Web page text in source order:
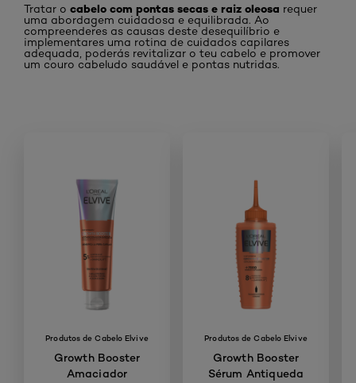
Tratar o cabelo com pontas secas e raiz oleosa requer
uma abordagem cuidadosa e equilibrada. Ao
compreenderes as causas deste desequilíbrio e
implementares uma rotina de cuidados capilares
adequada, poderás revitalizar o teu cabelo e promover
um couro cabeludo saudável e pontas nutridas.
Produtos de Cabelo Elvive
Growth Booster
Amaciador
Produtos de Cabelo Elvive
Growth Booster
Sérum Antiqueda